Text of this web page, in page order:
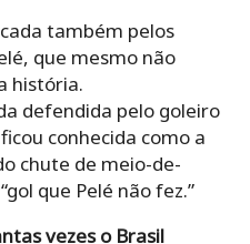
também pelos
que mesmo não
história.
defendida pelo goleiro
conhecida como a
chute de meio-de-
que Pelé não fez.”
vezes o Brasil